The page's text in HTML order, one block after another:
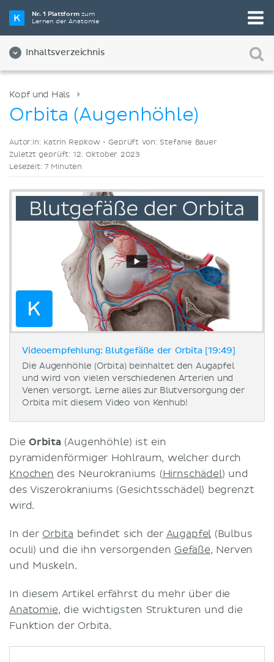
Nr. 1 Plattformzum
Lernen der Anatomie
Inhaltsverzeichnis
Wähle die beste Lernmethode für dich
Videos
Kopf und Hals
Orbita (Augenhöhle)
Autor:in: Katrin Repkow •Geprüft von: Stefanie Bauer
Zuletzt geprüft: 12. Oktober 2023
Lesezeit: 7 Minuten
Videoempfehlung: Blutgefäße der Orbita [19:49]
Die Augenhöhle (Orbita) beinhaltet den Augapfel
und wird von vielen verschiedenen Arterien und
Venen versorgt. Lerne alles zur Blutversorgung der
Orbita mit diesem Video von Kenhub!
Die Orbita (Augenhöhle) ist ein
pyramidenförmiger Hohlraum, welcher durch
Knochen des Neurokraniums (Hirnschädel) und
des Viszerokraniums (Gesichtsschädel) begrenzt
wird.
In der Orbita befindet sich der Augapfel (Bulbus
oculi) und die ihn versorgenden Gefäße, Nerven
und Muskeln.
In diesem Artikel erfährst du mehr über die
Anatomie, die wichtigsten Strukturen und die
Funktion der Orbita.